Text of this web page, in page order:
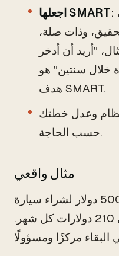
اجعلها SMART: تأكد من أن أهدافك محددة،
وذات صلة،
"أريد أن أدخر
خلال سنتين" هو
هدف SMART.
وعدل خطتك
حسب الحاجة.
مثال واقعي
إذا كنت تريد أن تدخر 5000 دولار لشراء سيارة
خلال سنتين، خصص حوالي 210 دولارات كل شهر.